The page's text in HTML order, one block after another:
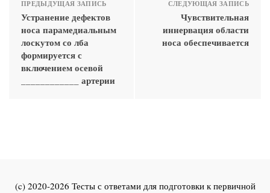
ПРЕДЫДУЩАЯ ЗАПИСЬ
Устранение дефектов
носа парамедиальным
лоскутом со лба
формируется с
включением осевой
____________ артерии
СЛЕДУЮЩАЯ ЗАПИСЬ
Чувствительная
иннервация области
носа обеспечивается
(c) 2020-2026 Тесты с ответами для подготовки к первичной